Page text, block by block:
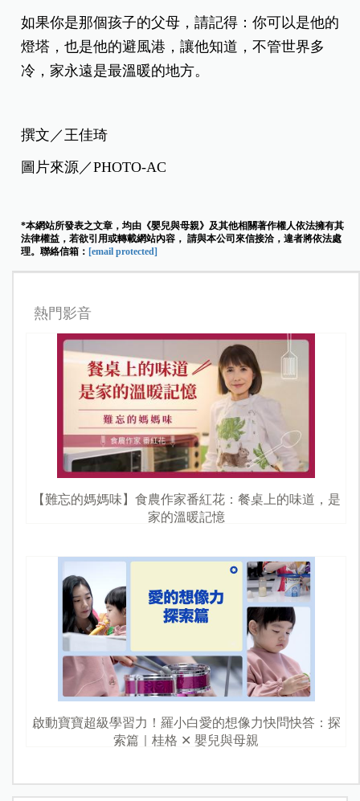
如果你是那個孩子的父母，請記得：你可以是他的
燈塔，也是他的避風港，讓他知道，不管世界多
冷，家永遠是最溫暖的地方。
撰文／王佳琦
圖片來源／PHOTO-AC
*本網站所發表之文章，均由《嬰兒與母親》及其他相關著作權人依法擁有其
法律權益，若欲引用或轉載網站內容， 請與本公司來信接洽，違者將依法處
理。聯絡信箱： [email protected]
熱門影音
【難忘的媽媽味】食農作家番紅花：餐桌上的味道，是
家的溫暖記憶
啟動寶寶超級學習力！羅小白愛的想像力快問快答：探
索篇｜桂格 ✕ 嬰兒與母親